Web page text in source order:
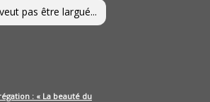
pas être largué...
: « La beauté du